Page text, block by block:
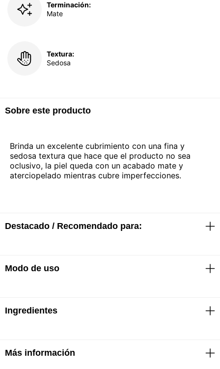
Terminación:
Mate
Textura:
Sedosa
Sobre este producto
Brinda un excelente cubrimiento con una fina y
sedosa textura que hace que el producto no sea
oclusivo, la piel queda con un acabado mate y
aterciopelado mientras cubre imperfecciones.
Destacado / Recomendado para:
· Larga duración
· Cobertura media
Modo de uso
· Tomar la cantidad suficiente de polvo quitando el
Ingredientes
TALC, MAGNESIUM STEARATE, MAGNESIUM
Más información